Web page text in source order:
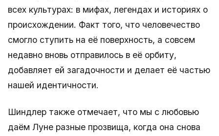
всех культурах: в мифах, легендах и историях о
происхождении. Факт того, что человечество
смогло ступить на её поверхность, а совсем
недавно вновь отправилось в её орбиту,
добавляет ей загадочности и делает её частью
нашей идентичности.
Шиндлер также отмечает, что мы с любовью
даём Луне разные прозвища, когда она снова